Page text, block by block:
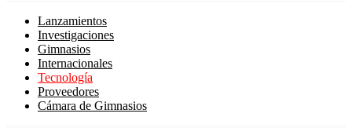
Lanzamientos
Investigaciones
Gimnasios
Internacionales
Tecnología
Proveedores
Cámara de Gimnasios